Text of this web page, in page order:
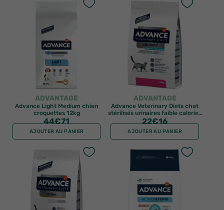
ADVANTAGE
Advance Light Medium chien
croquettes 12kg
44€71
AJOUTER AU PANIER
ADVANTAGE
Advance Veterinary Diets chat
stérilisés urinaires faible calories
croquettes 2,5kg
22€16
AJOUTER AU PANIER